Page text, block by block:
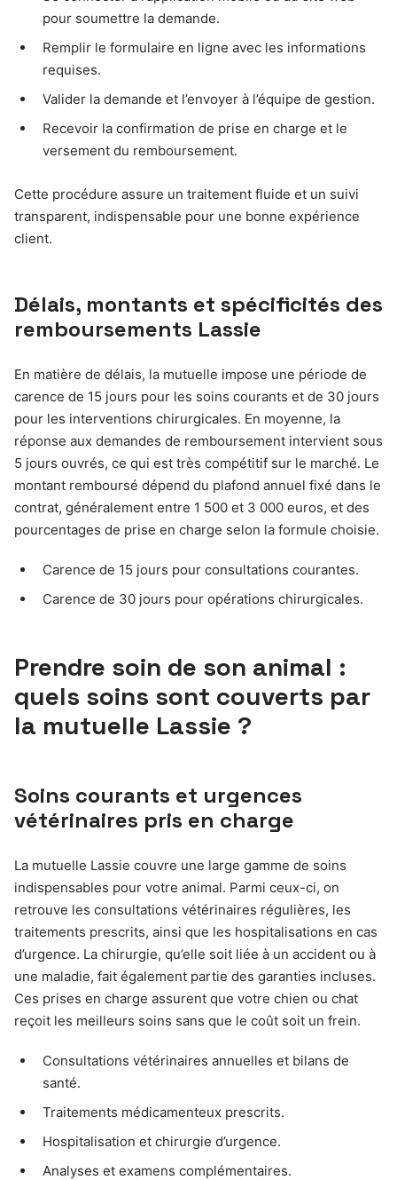
pour soumettre la demande.
Remplir le formulaire en ligne avec les informations
requises.
Valider la demande et l’envoyer à l’équipe de gestion.
Recevoir la confirmation de prise en charge et le
versement du remboursement.
Cette procédure assure un traitement fluide et un suivi
transparent, indispensable pour une bonne expérience
client.
Délais, montants et spécificités des
remboursements Lassie
En matière de délais, la mutuelle impose une période de
carence de 15 jours pour les soins courants et de 30 jours
pour les interventions chirurgicales. En moyenne, la
réponse aux demandes de remboursement intervient sous
5 jours ouvrés, ce qui est très compétitif sur le marché. Le
montant remboursé dépend du plafond annuel fixé dans le
contrat, généralement entre 1 500 et 3 000 euros, et des
pourcentages de prise en charge selon la formule choisie.
Carence de 15 jours pour consultations courantes.
Carence de 30 jours pour opérations chirurgicales.
Prendre soin de son animal :
quels soins sont couverts par
la mutuelle Lassie ?
Soins courants et urgences
vétérinaires pris en charge
La mutuelle Lassie couvre une large gamme de soins
indispensables pour votre animal. Parmi ceux-ci, on
retrouve les consultations vétérinaires régulières, les
traitements prescrits, ainsi que les hospitalisations en cas
d’urgence. La chirurgie, qu’elle soit liée à un accident ou à
une maladie, fait également partie des garanties incluses.
Ces prises en charge assurent que votre chien ou chat
reçoit les meilleurs soins sans que le coût soit un frein.
Consultations vétérinaires annuelles et bilans de
santé.
Traitements médicamenteux prescrits.
Hospitalisation et chirurgie d’urgence.
Analyses et examens complémentaires.